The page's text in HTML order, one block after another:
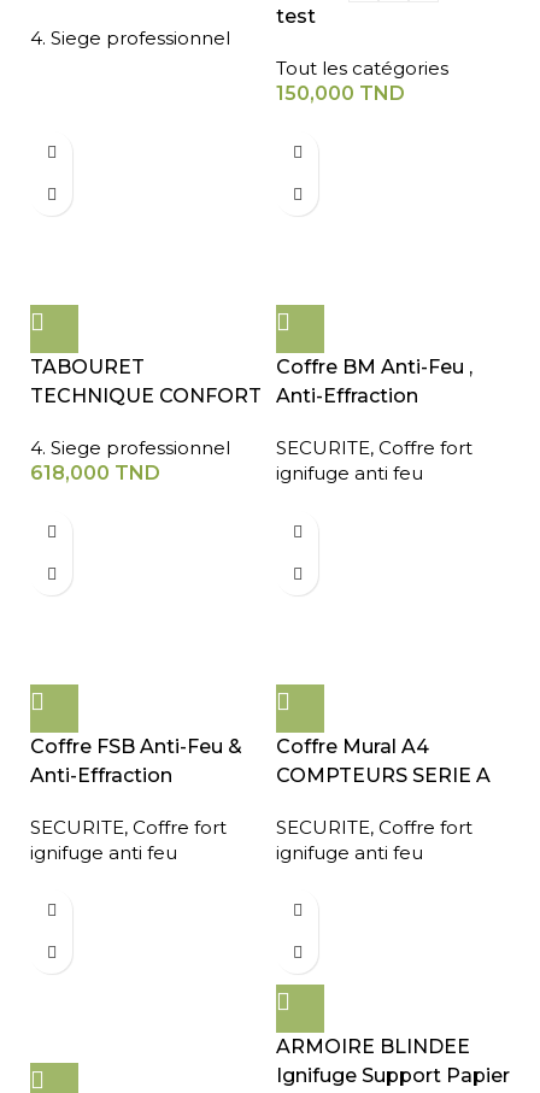
4. Siege professionnel
test
Tout les catégories
150,000 TND
TABOURET
TECHNIQUE CONFORT
4. Siege professionnel
618,000 TND
Coffre BM Anti-Feu ,
Anti-Effraction
SECURITE, Coffre fort
ignifuge anti feu
Coffre FSB Anti-Feu &
Anti-Effraction
SECURITE, Coffre fort
ignifuge anti feu
Coffre Mural A4
COMPTEURS SERIE A
SECURITE, Coffre fort
ignifuge anti feu
ARMOIRE BLINDEE
Ignifuge Support Papier